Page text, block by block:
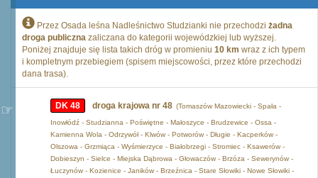
Przez Osada leśna Nadleśnictwo Studzianki nie przechodzi żadna
droga publiczna zaliczana do kategorii wojewódzkiej lub wyższej.
Poniżej znajduje się lista takich dróg w promieniu 10 km wraz z ich typem
i kompletnym przebiegiem (spisem miejscowości, przez które przechodzi
dana trasa).
DK 48 droga krajowa nr 48 (Tomaszów Mazowiecki - Spała -
Inowłódź - Studzianna - Poświętne - Małoszyce - Brudzewice - Ossa -
Kamienna Wola - Odrzywół - Klwów - Potworów - Długie - Kacperków -
Olszowa - Grzmiąca - Wyśmierzyce - Białobrzegi - Stromiec - Ksawerów -
Dobieszyn - Sielce - Miejska Dąbrowa - Głowaczów - Brzóza - Sewerynów -
Łuczynów - Kozienice - Janików - Brzeźnica - Stare Słowiki - Nowe Słowiki -